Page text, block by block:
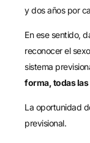
ydosaños por
En ese sentido,
reconocer el
sistema
forma, todas
La oportunidad
previsional.